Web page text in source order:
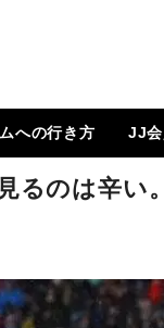
への行き方
?
JJ会
JJ
ロ
会
登
るのは辛い